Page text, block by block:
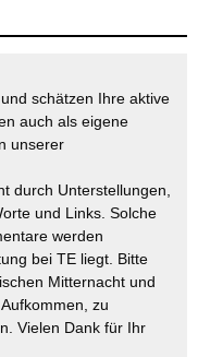
schätzen Ihre aktive
auch als eigene
unserer
durch Unterstellungen,
und Links. Solche
werden
bei TE liegt. Bitte
Mitternacht und
zu
Vielen Dank für Ihr